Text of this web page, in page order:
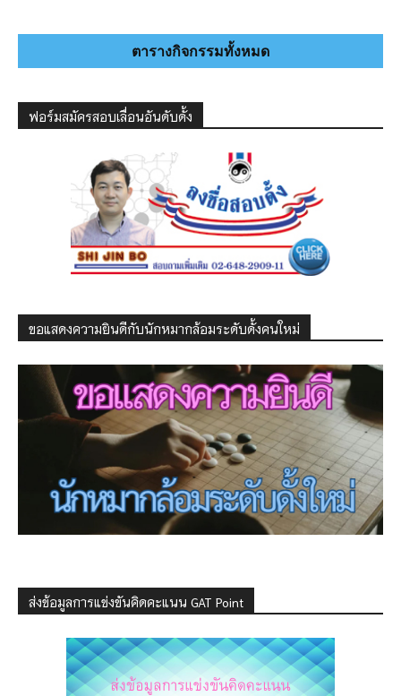
ตารางกิจกรรมทั้งหมด
ฟอร์มสมัครสอบเลื่อนอันดับดั้ง
ขอแสดงความยินดีกับนักหมากล้อมระดับดั้งคนใหม่
ส่งข้อมูลการแข่งขันคิดคะแนน GAT Point